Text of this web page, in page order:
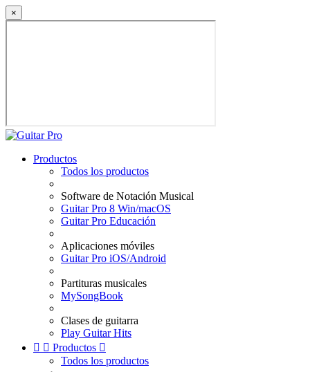
×
Productos
Todos los productos
Software de Notación Musical
Guitar Pro 8 Win/macOS
Guitar Pro Educación
Aplicaciones móviles
Guitar Pro iOS/Android
Partituras musicales
MySongBook
Clases de guitarra
Play Guitar Hits
  Productos 
Todos los productos